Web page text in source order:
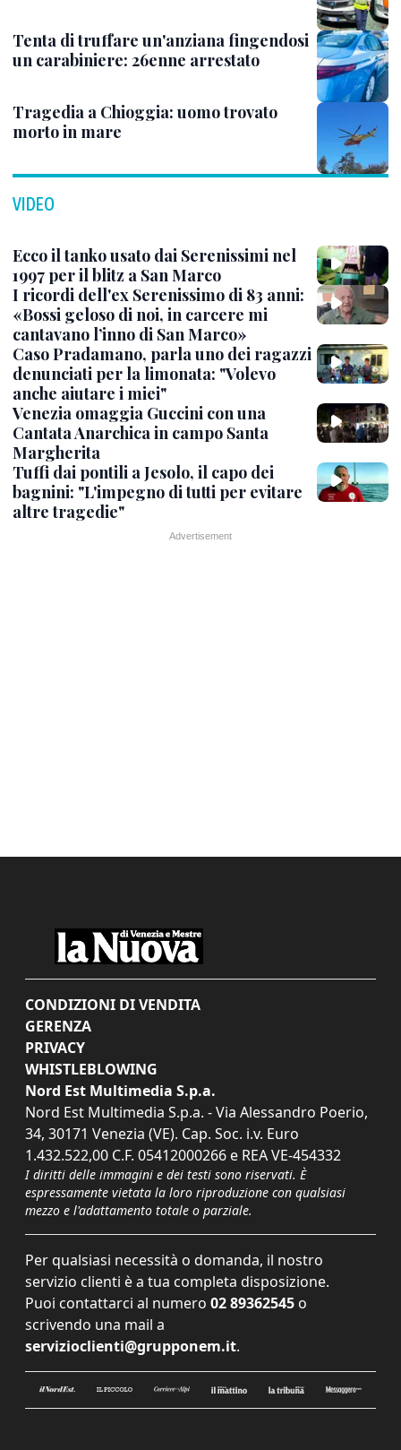
Tenta di truffare un'anziana fingendosi
un carabiniere: 26enne arrestato
Tragedia a Chioggia: uomo trovato
morto in mare
VIDEO
Ecco il tanko usato dai Serenissimi nel
1997 per il blitz a San Marco
I ricordi dell'ex Serenissimo di 83 anni:
«Bossi geloso di noi, in carcere mi
cantavano l’inno di San Marco»
Caso Pradamano, parla uno dei ragazzi
denunciati per la limonata: "Volevo
anche aiutare i miei"
Venezia omaggia Guccini con una
Cantata Anarchica in campo Santa
Margherita
Tuffi dai pontili a Jesolo, il capo dei
bagnini: "L'impegno di tutti per evitare
altre tragedie"
CONDIZIONI DI VENDITA
GERENZA
PRIVACY
WHISTLEBLOWING
Nord Est Multimedia S.p.a.
Nord Est Multimedia S.p.a. - Via Alessandro Poerio,
34, 30171 Venezia (VE). Cap. Soc. i.v. Euro
1.432.522,00 C.F. 05412000266 e REA VE-454332
I diritti delle immagini e dei testi sono riservati. È
espressamente vietata la loro riproduzione con qualsiasi
mezzo e l'adattamento totale o parziale.
Per qualsiasi necessità o domanda, il nostro
servizio clienti è a tua completa disposizione.
Puoi contattarci al numero 02 89362545 o
scrivendo una mail a
servizioclienti@grupponem.it.